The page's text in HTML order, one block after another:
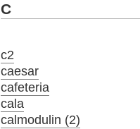
C
c2
caesar
cafeteria
cala
calmodulin (2)